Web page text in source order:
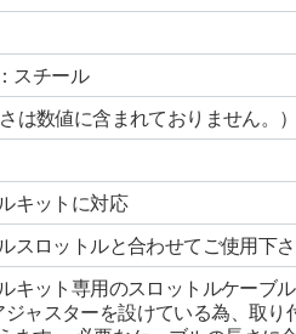
スチール
は数値に含まれておりません。）
キットに対応
スロットルと合わせてご使用下さ
キット専用のスロットルケーブル
ャスターを設けている為、取り